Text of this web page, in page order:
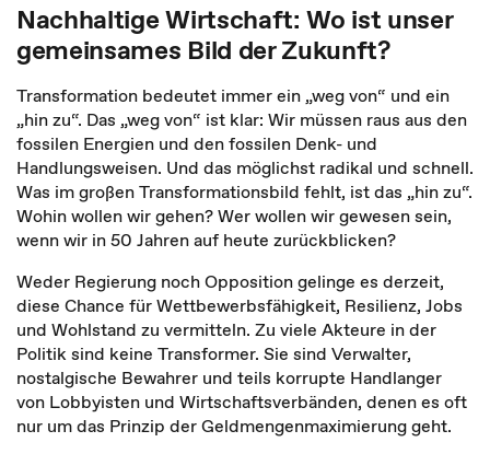
Nachhaltige Wirtschaft: Wo ist unser
gemeinsames Bild der Zukunft?
Transformation bedeutet immer ein „weg von“ und ein
„hin zu“. Das „weg von“ ist klar: Wir müssen raus aus den
fossilen Energien und den fossilen Denk- und
Handlungsweisen. Und das möglichst radikal und schnell.
Was im großen Transformationsbild fehlt, ist das „hin zu“.
Wohin wollen wir gehen? Wer wollen wir gewesen sein,
wenn wir in 50 Jahren auf heute zurückblicken?
Weder Regierung noch Opposition gelinge es derzeit,
diese Chance für Wettbewerbsfähigkeit, Resilienz, Jobs
und Wohlstand zu vermitteln. Zu viele Akteure in der
Politik sind keine Transformer. Sie sind Verwalter,
nostalgische Bewahrer und teils korrupte Handlanger
von Lobbyisten und Wirtschaftsverbänden, denen es oft
nur um das Prinzip der Geldmengenmaximierung geht.